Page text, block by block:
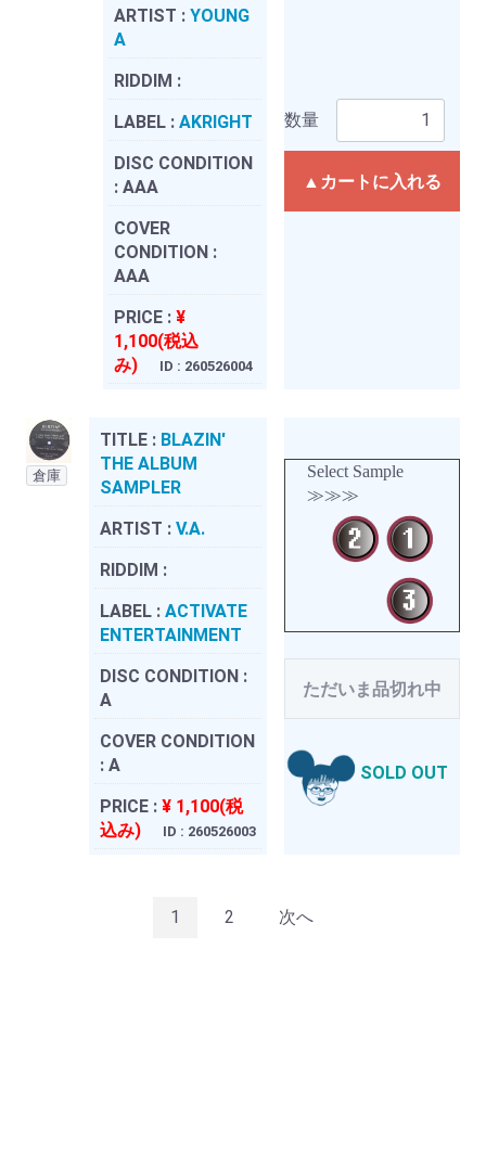
ARTIST : YOUNG
A
RIDDIM :
LABEL : AKRIGHT
DISC CONDITION
: AAA
COVER
CONDITION :
AAA
PRICE : ¥
1,100(税込
み)
ID : 260526004
数量
▲カートに入れる
倉庫
TITLE : BLAZIN'
THE ALBUM
SAMPLER
ARTIST : V.A.
RIDDIM :
LABEL : ACTIVATE
ENTERTAINMENT
DISC CONDITION :
A
COVER CONDITION
: A
PRICE : ¥ 1,100(税
込み)
ID : 260526003
Select Sample
≫≫≫
ただいま品切れ中
SOLD OUT
1 2 次へ